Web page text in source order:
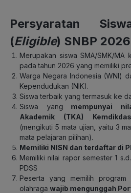
Persyaratan
(Eligible) SNBP 2026
Merupakan siswa SMA/SMK/MA
pada tahun 2026 yang memiliki
Warga Negara Indonesia (WNI)
Kependudukan (NIK).
Siswa terbaik yang termasuk ke
Siswa yang mempunyai
Akademik (TKA)
(mengikuti 5 mata ujian, yaitu 3
mata pelajaran pilihan).
Memiliki NISN dan terdaftar di
Memiliki nilai rapor semester 1
PDSS
Peserta yang memilih
olahraga wajib mengunggah